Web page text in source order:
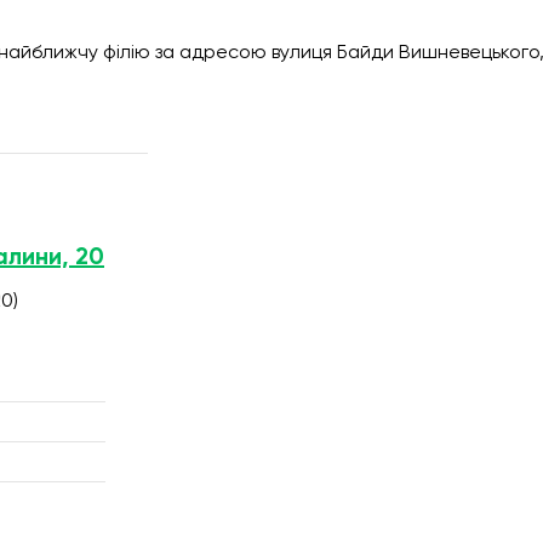
філію за адресою вулиця Байди
20